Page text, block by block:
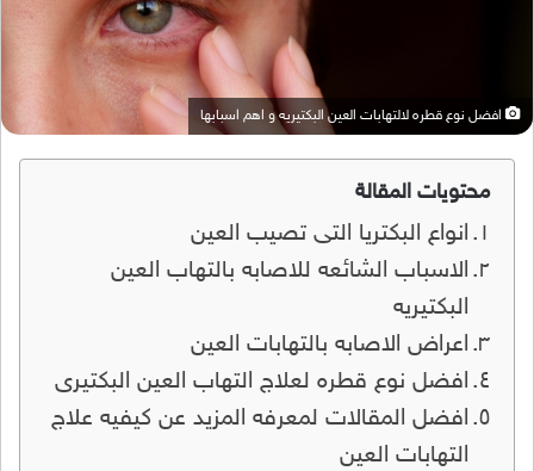
افضل نوع قطره لالتهابات العين البكتيريه و اهم اسبابها
محتويات المقالة
انواع البكتريا التى تصيب العين
الاسباب الشائعه للاصابه بالتهاب العين
البكتيريه
اعراض الاصابه بالتهابات العين
افضل نوع قطره لعلاج التهاب العين البكتيرى
افضل المقالات لمعرفه المزيد عن كيفيه علاج
التهابات العين